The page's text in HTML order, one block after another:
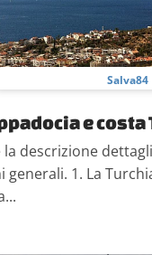
Salva84
e costa
descrizione
generali. 1. La